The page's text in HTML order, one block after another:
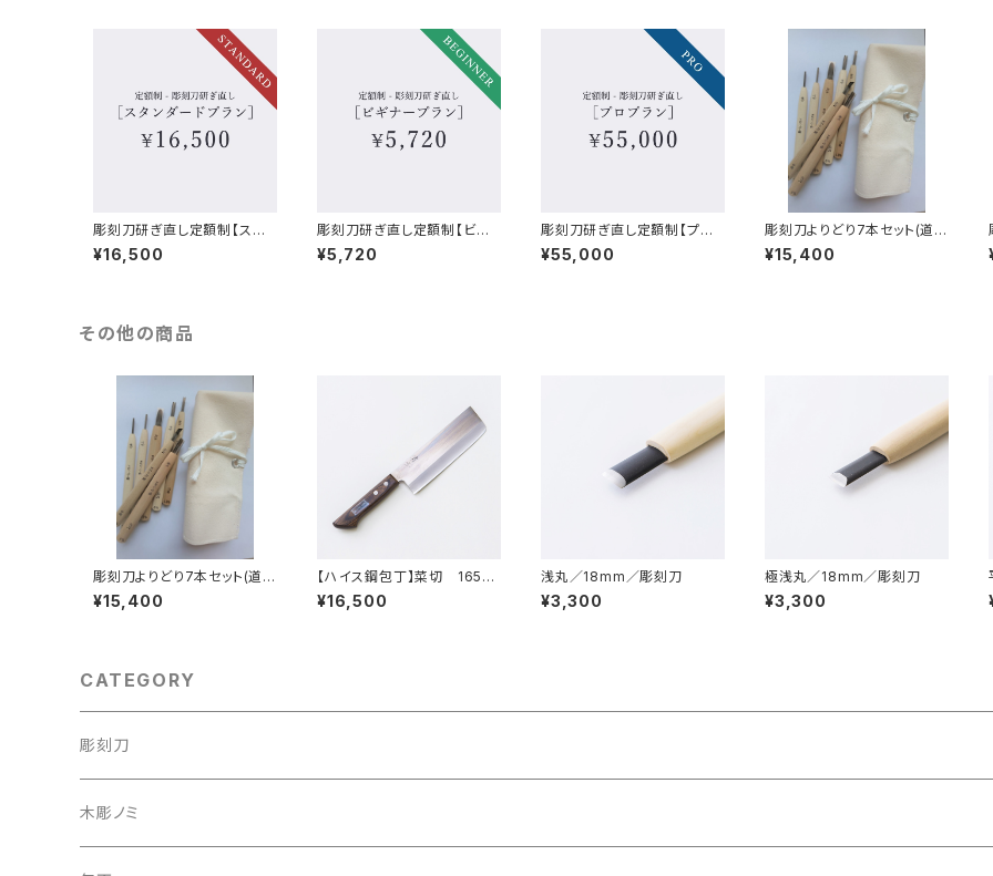
彫刻刀研ぎ直し定額制【スタ
ンダードプラン】
¥16,500
彫刻刀研ぎ直し定額制【ビギ
ナープラン】
¥5,720
彫刻刀研ぎ直し定額制【プロ
プラン】
¥55,000
彫刻刀よりどり7本セット(道具
袋付)
¥15,400
その他の商品
彫刻刀よりどり7本セット(道具
袋付)
¥15,400
【ハイス鋼包丁】菜切 165m
m
¥16,500
浅丸／18mm／彫刻刀
¥3,300
極浅丸／18mm／彫刻刀
¥3,300
CATEGORY
彫刻刀
彫刻刀セット
木彫ノミ